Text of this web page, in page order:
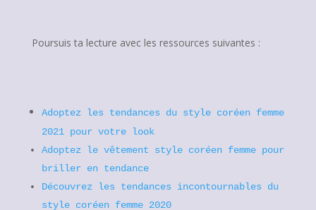
Poursuis ta lecture avec les ressources suivantes :
Adoptez les tendances du style coréen femme
2021 pour votre look
Adoptez le vêtement style coréen femme pour
briller en tendance
Découvrez les tendances incontournables du
style coréen femme 2020